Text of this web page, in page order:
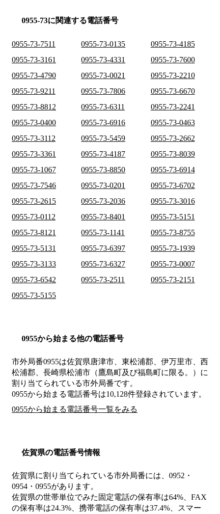
0955-73に関連する電話番号
0955-73-7511 0955-73-0135
0955-73-4185
0955-73-3161
0955-73-4331
0955-73-7600
0955-73-4790
0955-73-0021
0955-73-2210
0955-73-9211
0955-73-7806
0955-73-6670
0955-73-8812
0955-73-6311
0955-73-2241
0955-73-0400
0955-73-6916
0955-73-0463
0955-73-3112
0955-73-5459
0955-73-2662
0955-73-3361
0955-73-4187
0955-73-8039
0955-73-1067
0955-73-8850
0955-73-6914
0955-73-7546
0955-73-0201
0955-73-6702
0955-73-2615
0955-73-2036
0955-73-3016
0955-73-0112
0955-73-8401
0955-73-5151
0955-73-8121
0955-73-1141
0955-73-8755
0955-73-5131
0955-73-6397
0955-73-1939
0955-73-3133
0955-73-6327
0955-73-0007
0955-73-6542
0955-73-2511
0955-73-2151
0955-73-5155
0955から始まる他の電話番号
市外局番0955は佐賀県唐津市、東松浦郡、伊万里市、西
松浦郡、長崎県松浦市（鷹島町及び福島町に限る。） に
割り当てられている市外局番です。
0955から始まる電話番号は10,128件登録されています。
0955から始まる電話番号一覧をみる
佐賀県の電話番号情報
佐賀県に割り当てられている市外局番には、0952・
0954・0955があります。
佐賀県の世帯単位でみた固定電話の保有率は64%、FAX
の保有率は24.3%、携帯電話の保有率は37.4%、スマー